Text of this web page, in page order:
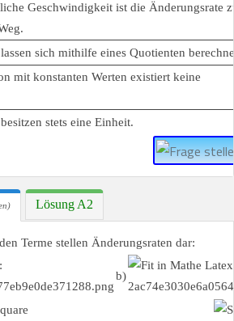
Geschwindigkeit ist die Änderungsrate
sich mithilfe eines Quotienten
mit konstanten Werten existiert keine
stets eine Einheit.
Lösung A2
Terme stellen Änderungsraten dar:
b)